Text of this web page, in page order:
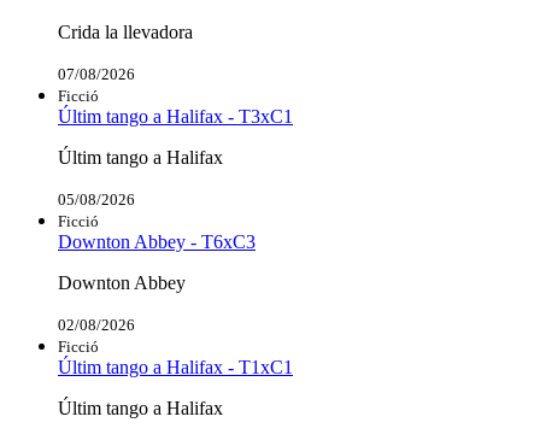
Crida la llevadora
07/08/2026
Ficció
Últim tango a Halifax - T3xC1
Últim tango a Halifax
05/08/2026
Ficció
Downton Abbey - T6xC3
Downton Abbey
02/08/2026
Ficció
Últim tango a Halifax - T1xC1
Últim tango a Halifax